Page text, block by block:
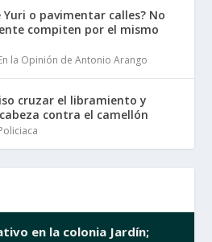
Yuri o pavimentar calles? No
compiten por el mismo
la Opinión de Antonio Arango
cruzar el libramiento y
contra el camellón